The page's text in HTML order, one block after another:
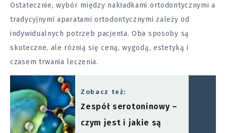
Ostatecznie, wybór między nakładkami ortodontycznymi a
tradycyjnymi aparatami ortodontycznymi zależy od
indywidualnych potrzeb pacjenta. Oba sposoby są
skuteczne, ale różnią się ceną, wygodą, estetyką i
czasem trwania leczenia.
Zobacz też:
Zespół serotoninowy –
czym jest i jakie są